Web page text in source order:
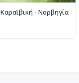
Καραϊβική - Νορβηγία